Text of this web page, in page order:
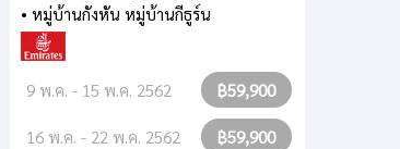
• หมู่บ้านกังหัน หมู่บ้านกีธูร์น
9 พ.ค. - 15 พ.ค. 2562 ฿59,900
16 พ.ค. - 22 พ.ค. 2562 ฿59,900